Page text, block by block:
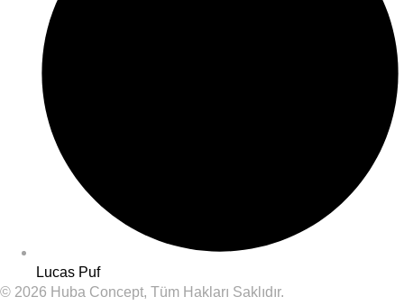
Lucas Puf
© 2026 Huba Concept, Tüm Hakları Saklıdır.